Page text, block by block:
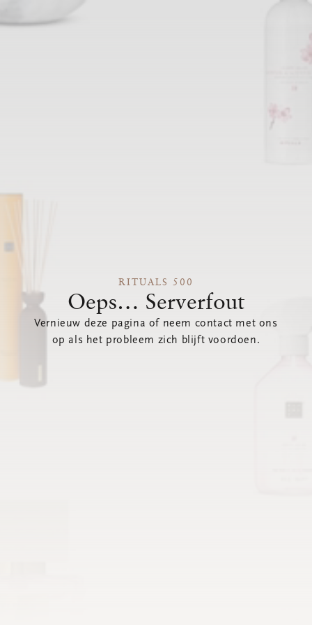
RITUALS 500
Oeps… Serverfout
Vernieuw deze pagina of neem contact met ons
op als het probleem zich blijft voordoen.